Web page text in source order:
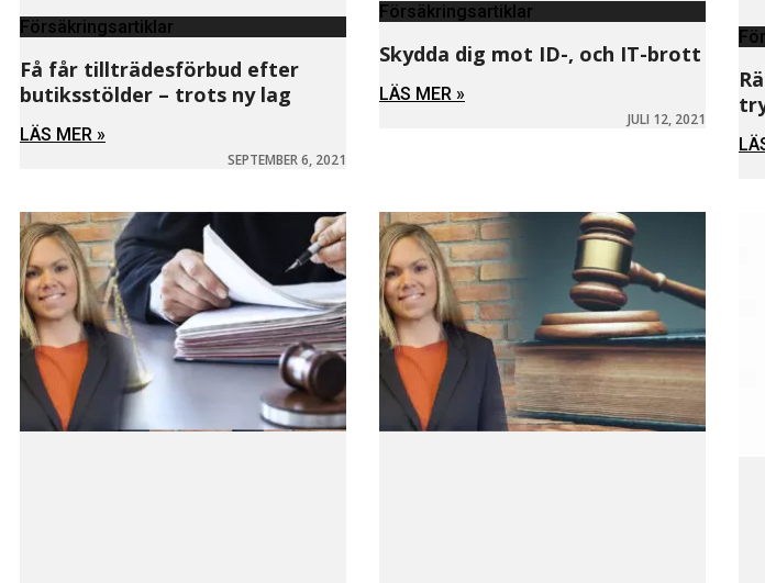
Försäkringsartiklar
Få får tillträdesförbud efter
butiksstölder – trots ny lag
LÄS MER »
SEPTEMBER 6, 2021
Försäkringsartiklar
Skydda dig mot ID-, och IT-brott
LÄS MER »
JULI 12, 2021